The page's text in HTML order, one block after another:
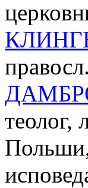
теолог,
Польши,